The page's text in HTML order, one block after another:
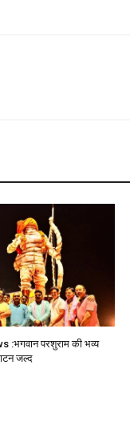
:भगवान परशुराम की भव्य
जल्द